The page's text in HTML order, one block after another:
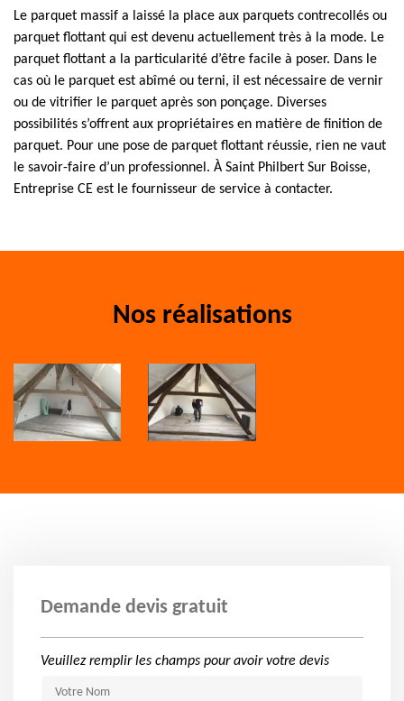
Le parquet massif a laissé la place aux parquets contrecollés ou
parquet flottant qui est devenu actuellement très à la mode. Le
parquet flottant a la particularité d’être facile à poser. Dans le
cas où le parquet est abîmé ou terni, il est nécessaire de vernir
ou de vitrifier le parquet après son ponçage. Diverses
possibilités s’offrent aux propriétaires en matière de finition de
parquet. Pour une pose de parquet flottant réussie, rien ne vaut
le savoir-faire d’un professionnel. À Saint Philbert Sur Boisse,
Entreprise CE est le fournisseur de service à contacter.
Nos réalisations
Demande devis gratuit
Veuillez remplir les champs pour avoir votre devis